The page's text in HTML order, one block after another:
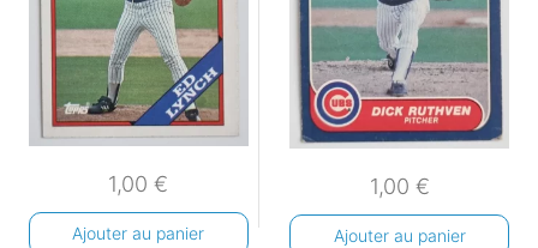
1,00€
Ajouter au panier
1,00 €
Ajouter au panier